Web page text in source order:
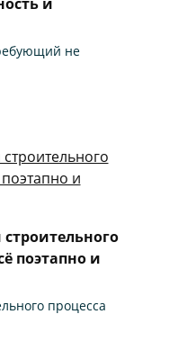
не
поэтапно и
процесса